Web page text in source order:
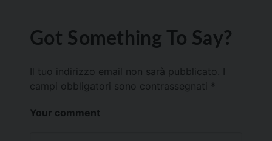
Got Something To Say?
Il tuo indirizzo email non sarà pubblicato.
campi obbligatori sono contrassegnati *
Your comment